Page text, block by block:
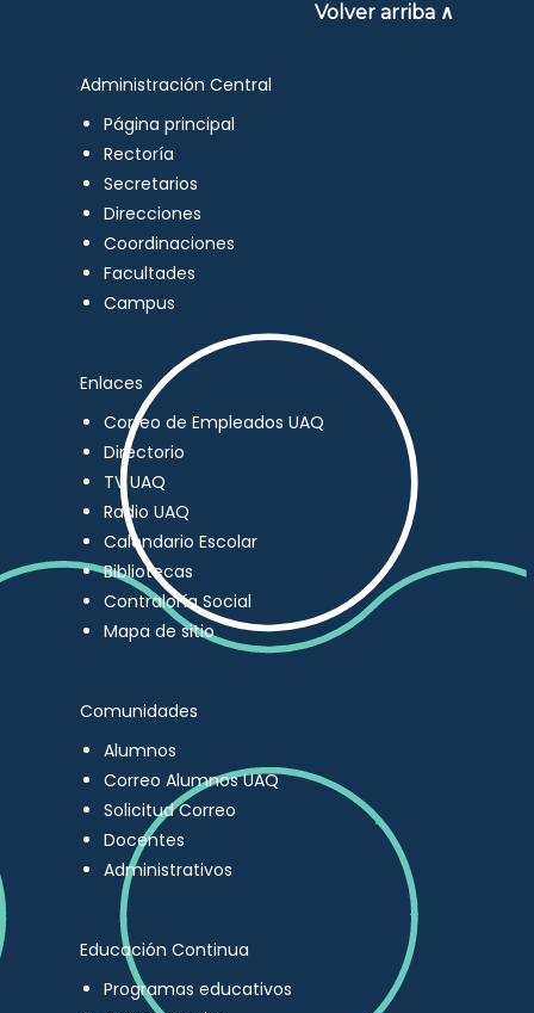
Volver arriba ∧
Administración Central
Página principal
Rectoría
Secretarios
Direcciones
Coordinaciones
Facultades
Campus
Enlaces
Correo de Empleados UAQ
Directorio
TV UAQ
Radio UAQ
Calendario Escolar
Bibliotecas
Contraloría Social
Mapa de sitio
Comunidades
Alumnos
Correo Alumnos UAQ
Solicitud Correo
Docentes
Administrativos
Educación Continua
Programas educativos